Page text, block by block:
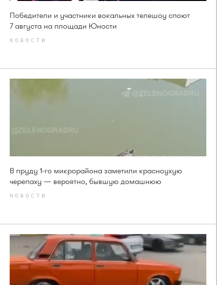
Победители и участники вокальных телешоу споют
7 августа на площади Юности
НОВОСТИ
В пруду 1-го микрорайона заметили красноухую
черепаху — вероятно, бывшую домашнюю
НОВОСТИ